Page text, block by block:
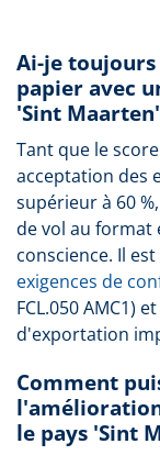
Ai-je
papier avec
'Sint
Tant que le
acceptation des
supérieur à 60
de vol au
conscience. Il
exigences de
FCL.050 AMC1)
d'exportation
Comment
le pays 'Sint